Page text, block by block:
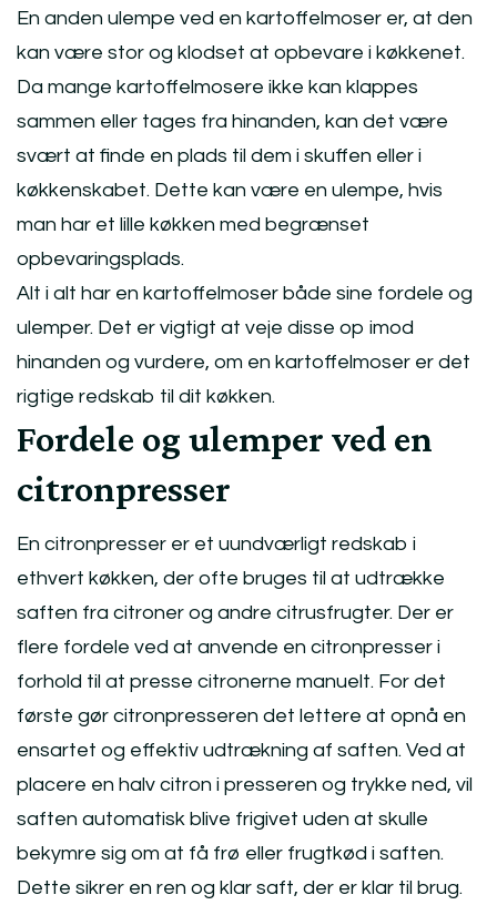
En anden ulempe ved en kartoffelmoser er, at den
kan være stor og klodset at opbevare i køkkenet.
Da mange kartoffelmosere ikke kan klappes
sammen eller tages fra hinanden, kan det være
svært at finde en plads til dem i skuffen eller i
køkkenskabet. Dette kan være en ulempe, hvis
man har et lille køkken med begrænset
opbevaringsplads.
Alt i alt har en kartoffelmoser både sine fordele og
ulemper. Det er vigtigt at veje disse op imod
hinanden og vurdere, om en kartoffelmoser er det
rigtige redskab til dit køkken.
Fordele og ulemper ved en
citronpresser
En citronpresser er et uundværligt redskab i
ethvert køkken, der ofte bruges til at udtrække
saften fra citroner og andre citrusfrugter. Der er
flere fordele ved at anvende en citronpresser i
forhold til at presse citronerne manuelt. For det
første gør citronpresseren det lettere at opnå en
ensartet og effektiv udtrækning af saften. Ved at
placere en halv citron i presseren og trykke ned, vil
saften automatisk blive frigivet uden at skulle
bekymre sig om at få frø eller frugtkød i saften.
Dette sikrer en ren og klar saft, der er klar til brug.